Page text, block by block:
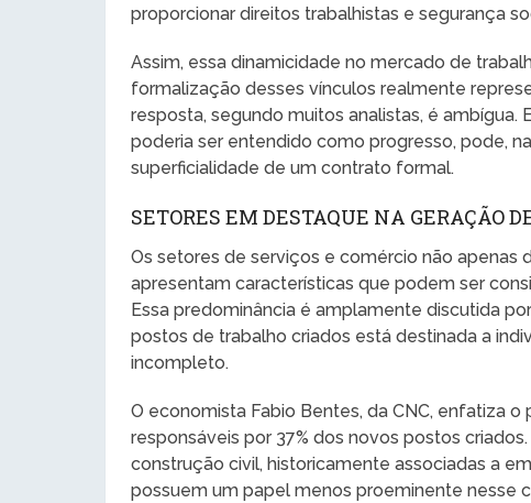
proporcionar direitos trabalhistas e segurança
Assim, essa dinamicidade no mercado de
formalização desses vínculos realmente
resposta, segundo muitos analistas, é
poderia ser entendido como progresso, pode,
superficialidade de um contrato formal.
SETORES EM DESTAQUE NA GERAÇÃO
Os setores de serviços e comércio não
apresentam características que podem ser
Essa predominância é amplamente discutida
postos de trabalho criados está destinada a
incompleto.
O economista Fabio Bentes, da CNC, enfatiza
responsáveis por 37% dos novos postos
construção civil, historicamente associadas a
possuem um papel menos proeminente nesse